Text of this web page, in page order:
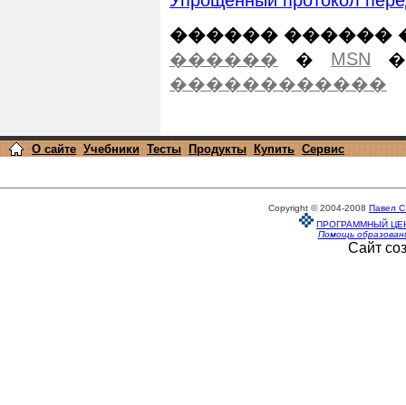
������ ������
������ � MSN
������������
О сайте Учебники Тесты Продукты Купить Сервис
Copyright © 2004-2008 Павел
ПРОГРАММНЫЙ
Помощь
Сайт